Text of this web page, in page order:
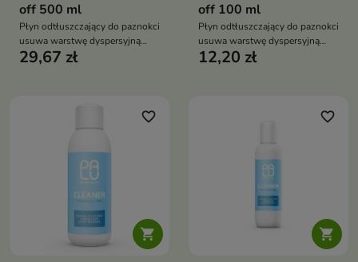
off 500 ml
Płyn odtłuszczający do paznokci
usuwa warstwę dyspersyjną
zwiększa przyczepność daje
29,67 zł
off 100 ml
Płyn odtłuszczający do paznokci
usuwa warstwę dyspersyjną
zwiększa przyczepność
12,20 zł

favorite_border

favorite_border